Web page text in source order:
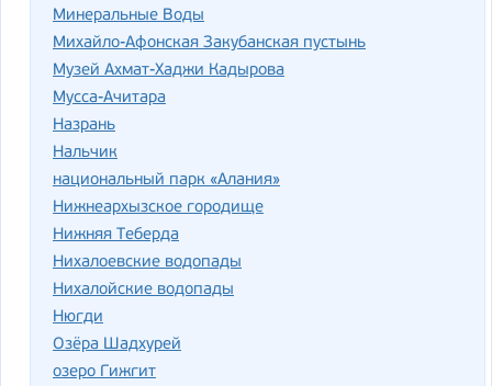
Минеральные Воды
Михайло-Афонская Закубанская пустынь
Музей Ахмат-Хаджи Кадырова
Мусса-Ачитара
Назрань
Нальчик
национальный парк «Алания»
Нижнеархызское городище
Нижняя Теберда
Нихалоевские водопады
Нихалойские водопады
Нюгди
Озёра Шадхурей
озеро Гижгит